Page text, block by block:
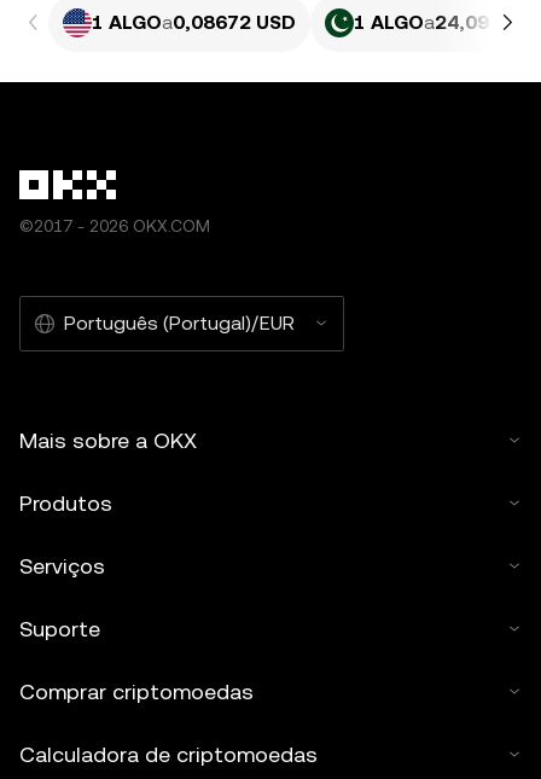
1 ALGOa0,08672 USD 1 ALGOa24,09 PKR
©2017 - 2026 OKX.COM
Português (Portugal)/EUR
Mais sobre a OKX
Produtos
Serviços
Suporte
Comprar criptomoedas
Calculadora de criptomoedas